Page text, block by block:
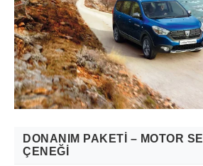
DONANIM PAKETI – MOTOR SE
ÇENEĞI